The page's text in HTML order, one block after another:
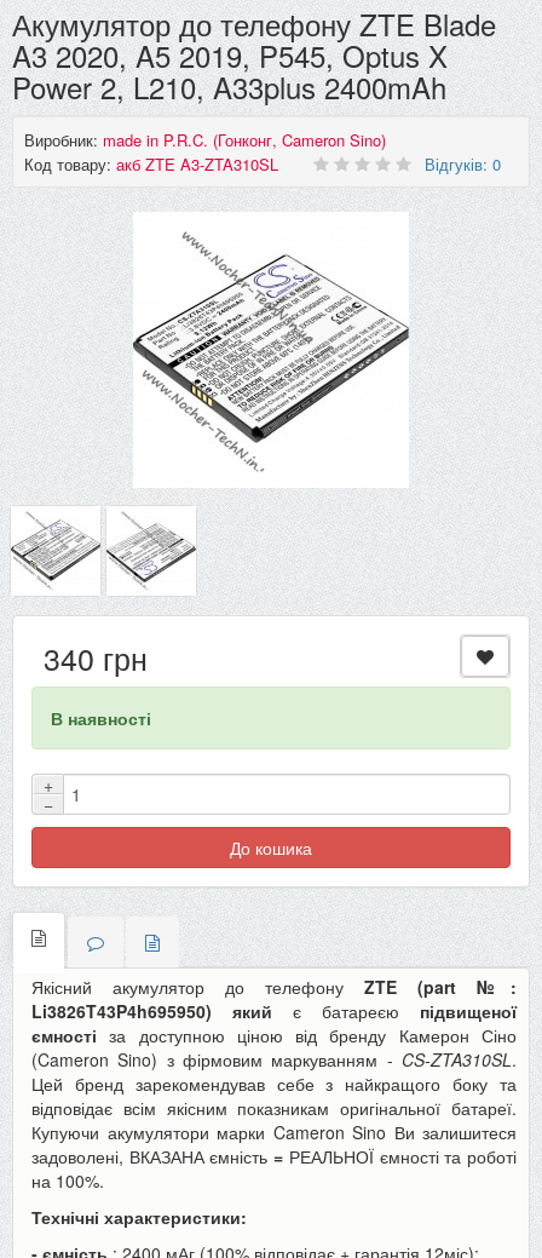
Акумулятор до телефону ZTE Blade
A3 2020, A5 2019, P545, Optus X
Power 2, L210, A33plus 2400mAh
Виробник: made in P.R.C. (Гонконг, Cameron Sino)
Код товару: акб ZTE A3-ZTA310SL Відгуків: 0
340 грн
В наявності
+
−
До кошика
Якісний акумулятор до телефону ZTE (part №:
Li3826T43P4h695950) який є батареєю підвищеної
ємності за доступною ціною від бренду Камерон Сіно
(Cameron Sino) з фірмовим маркуванням - CS-ZTA310SL.
Цей бренд зарекомендував себе з найкращого боку та
відповідає всім якісним показникам оригінальної батареї.
Купуючи акумулятори марки Cameron Sino Ви залишитеся
задоволені, ВКАЗАНА ємність= РЕАЛЬНОЇ ємності та роботі
на 100%.
Технічні характеристики:
- ємність : 2400 мАг (100% відповідає + гарантія 12міс);